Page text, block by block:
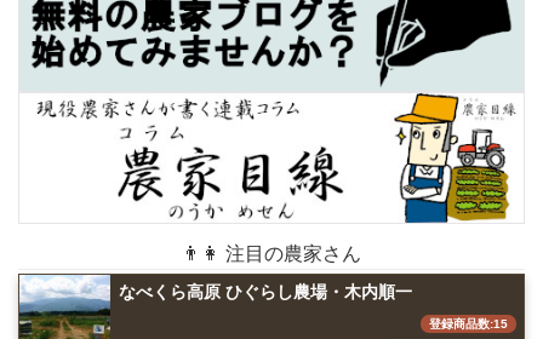
👨👩 注目の農家さん
なべくら高原 ひぐらし農場・木内順一
登録商品数:15